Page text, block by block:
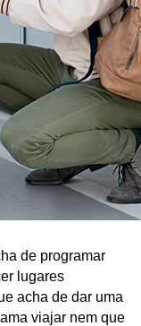
de programar
lugares
acha de dar uma
viajar nem que